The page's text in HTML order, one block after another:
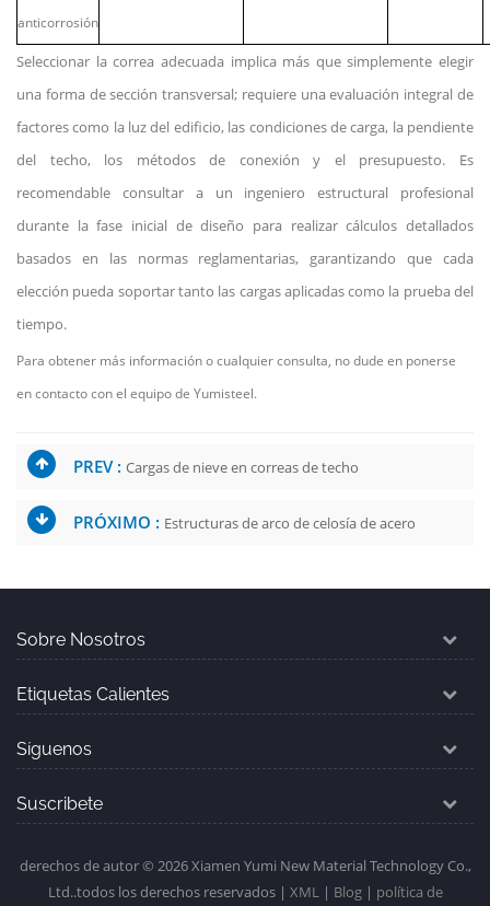
anticorrosión
Seleccionar la correa adecuada implica más que simplemente elegir
una forma de sección transversal; requiere una evaluación integral de
factores como la luz del edificio, las condiciones de carga, la pendiente
del techo, los métodos de conexión y el presupuesto. Es
recomendable consultar a un ingeniero estructural profesional
durante la fase inicial de diseño para realizar cálculos detallados
basados en las normas reglamentarias, garantizando que cada
elección pueda soportar tanto las cargas aplicadas como la prueba del
tiempo.
Para obtener más información o cualquier consulta, no dude en ponerse
en contacto con el equipo de Yumisteel.
PREV : Cargas de nieve en correas de techo
PRÓXIMO : Estructuras de arco de celosía de acero
Sobre Nosotros
Etiquetas Calientes
Síguenos
Suscribete
derechos de autor © 2026 Xiamen Yumi New Material Technology Co.,
Ltd..todos los derechos reservados | XML| Blog| política de